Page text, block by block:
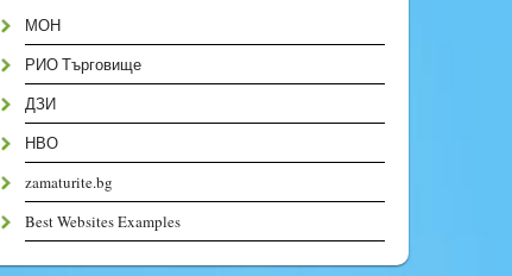
МОН
РИО Търговище
ДЗИ
НВО
zamaturite.bg
Best Websites Examples